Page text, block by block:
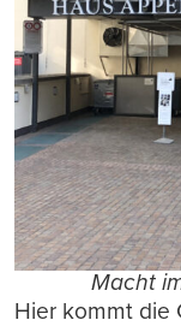
Macht
Hier kommt die